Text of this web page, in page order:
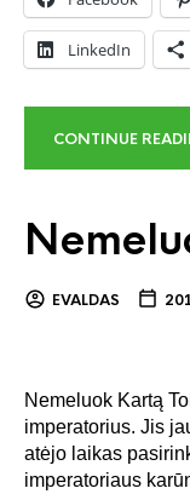
LinkedIn
CONTINUE
EVALDAS
Nemeluok Kartą
imperatorius. Jis
atėjo laikas
imperatoriaus